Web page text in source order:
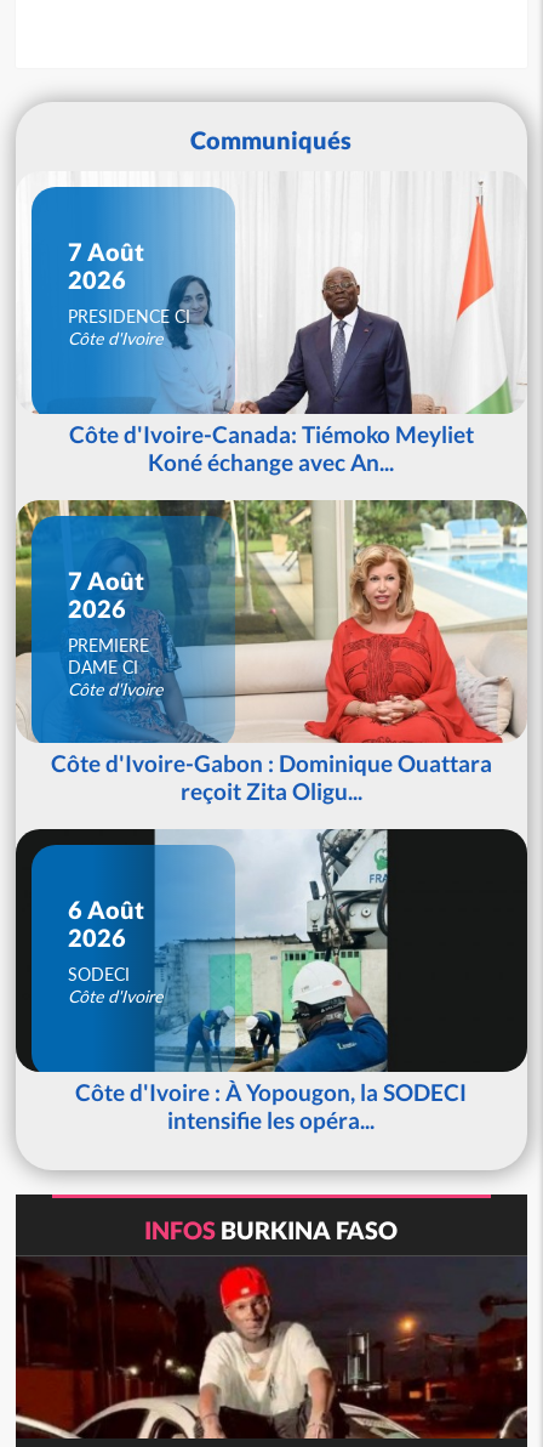
Communiqués
7 Août
2026
PRESIDENCE CI
Côte d'Ivoire
Côte d'Ivoire-Canada: Tiémoko Meyliet
Koné échange avec An...
7 Août
2026
PREMIERE
DAME CI
Côte d'Ivoire
Côte d'Ivoire-Gabon : Dominique Ouattara
reçoit Zita Oligu...
6 Août
2026
SODECI
Côte d'Ivoire
Côte d'Ivoire : À Yopougon, la SODECI
intensifie les opéra...
INFOS BURKINA FASO